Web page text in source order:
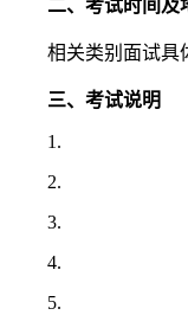
二、考试时间及
相关类别面试具体
三、考试说明
1.
2.
3.
4.
5.